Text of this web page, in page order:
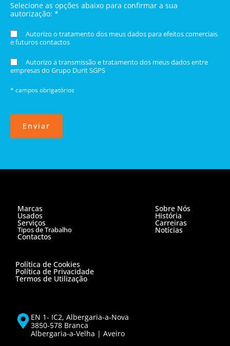
Selecione as opções abaixo para confirmar a sua
autorização: *
Autorizo o tratamento dos meus dados para efeitos comerciais
e futuros contactos
Autorizo a transmissão e tratamento dos meus dados entre
empresas do Grupo Durit SGPS
* campos obrigatórios
Enviar
Marcas
Usados
Serviços
Tipos de Trabalho
Contactos
Sobre Nós
História
Carreiras
Notícias
Política de Cookies
Política de Privacidade
Termos de Utilização
EN 1- IC2, Albergaria-a-Nova
3850-578 Branca
Albergaria-a-Velha | Aveiro